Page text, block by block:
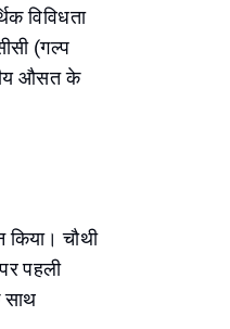
विविधता
(गल्प
औसत के
किया। चौथी
पहली
साथ